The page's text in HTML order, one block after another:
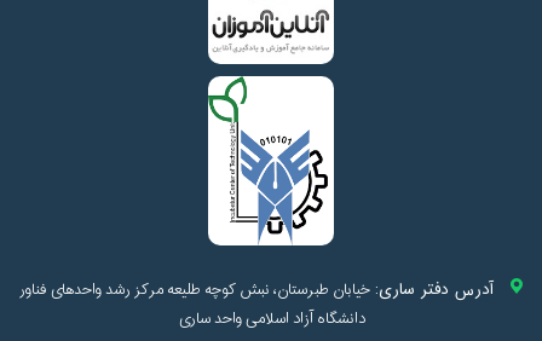
آدرس دفتر ساری:خیابان طبرستان، نبش کوچه طلیعه مرکز رشد واحدهای فناور
دانشگاه آزاد اسلامی واحد ساری